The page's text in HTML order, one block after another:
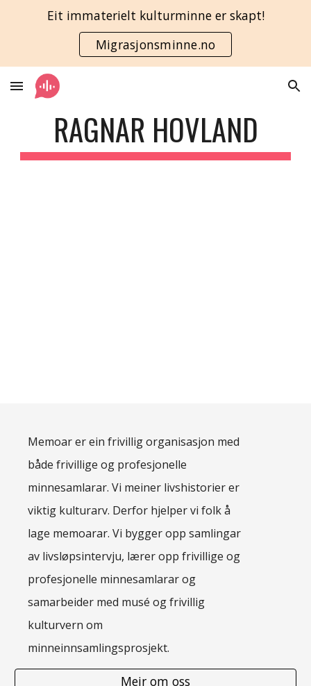
Skip to navigation
Eit immaterielt kulturminne er skapt!
Migrasjonsminne.no
RAGNAR HOVLAND
Memoar er ein frivillig organisasjon med
både frivillige og profesjonelle
minnesamlarar. Vi meiner livshistorier er
viktig kulturarv. Derfor hjelper vi folk å
lage memoarar. Vi bygger opp samlingar
av livsløpsintervju, lærer opp frivillige og
profesjonelle minnesamlarar og
samarbeider med musé og frivillig
kulturvern om
minneinnsamlingsprosjekt.
Meir om oss